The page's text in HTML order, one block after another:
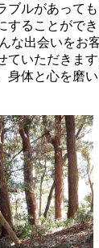
ブルがあって
することがで
な出会いをお
ていただきま
身体と心を磨